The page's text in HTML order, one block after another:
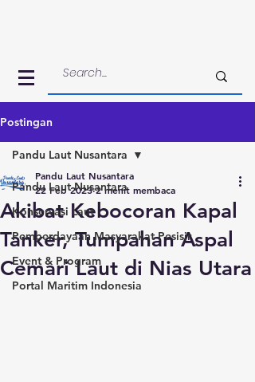
Postingan
Pandu Laut Nusantara
Konservasi Laut
Pemberdayaan Masyarakat Pesisir
Event & Program
Portal Maritim Indonesia
Pandu Laut Nusantara
Akibat Kebocoran Kapal
Tanker, Tumpahan Aspal
Cemari Laut di Nias Utara
Pandu Laut Nusantara
22 Feb 2023 2 menit membaca